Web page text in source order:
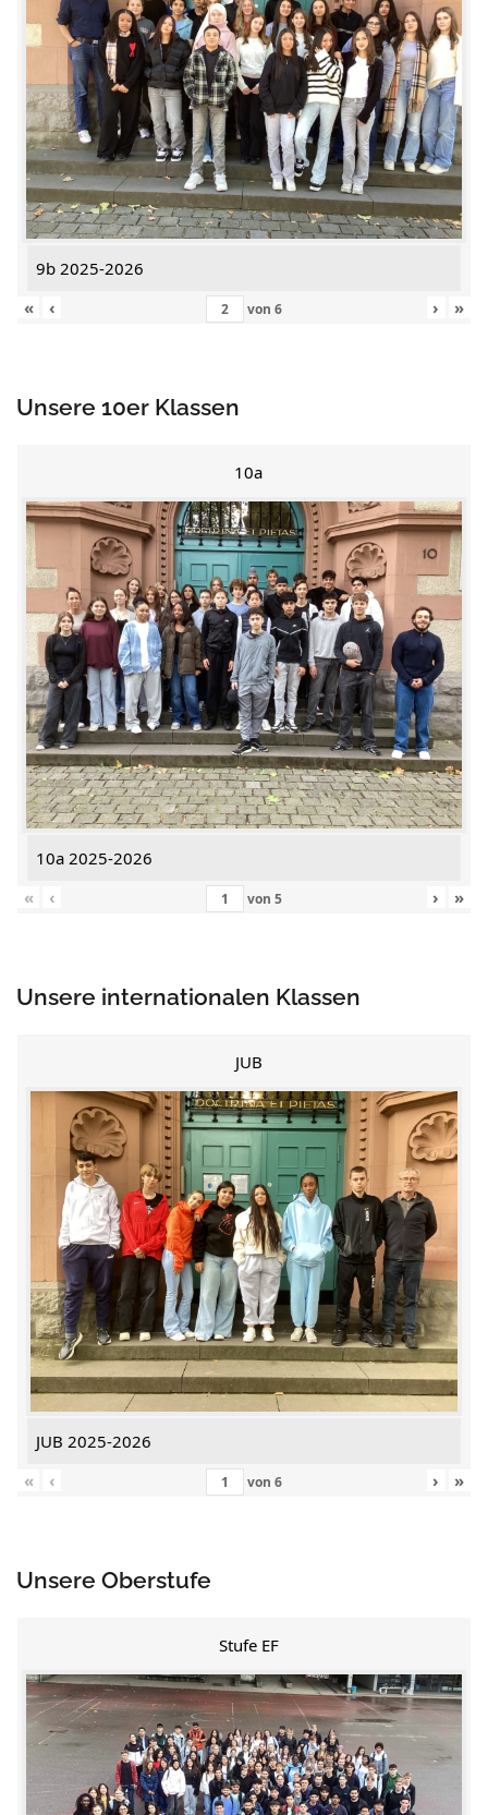
9b 2025-2026
«
‹ von 6 › »
Unsere 10er Klassen
10a
10a 2025-2026
«
‹ von 5 › »
Unsere internationalen Klassen
JUB
JUB 2025-2026
«
‹ von 6 › »
Unsere Oberstufe
Stufe EF